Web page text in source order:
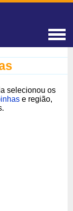
selecionou os
e região,